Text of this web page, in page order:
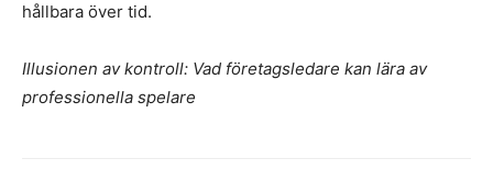
hållbara över tid.
Illusionen av kontroll: Vad företagsledare kan lära av
professionella spelare